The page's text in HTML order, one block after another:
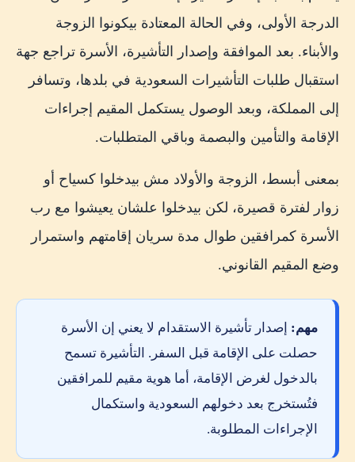
الاعتماد على مكتب قبل فهم الإجراء
تصديق مستندات بها أخطاء
تجاهل تكلفة المرافقين بعد الوصول
أسئلة شائعة عن استقدام الزوجة والأولاد إلى السعودية
الدرجة الأولى، وفي الحالة المعتادة بيكونوا الزوجة
والأبناء. بعد الموافقة وإصدار التأشيرة، الأسرة تراجع جهة
استقبال طلبات التأشيرات السعودية في بلدها، وتسافر
إلى المملكة، وبعد الوصول يستكمل المقيم إجراءات
الإقامة والتأمين والبصمة وباقي المتطلبات.
بمعنى أبسط، الزوجة والأولاد مش بيدخلوا كسياح أو
زوار لفترة قصيرة، لكن بيدخلوا علشان يعيشوا مع رب
الأسرة كمرافقين طوال مدة سريان إقامتهم واستمرار
وضع المقيم القانوني.
مهم: إصدار تأشيرة الاستقدام لا يعني إن الأسرة
حصلت على الإقامة قبل السفر. التأشيرة تسمح
بالدخول لغرض الإقامة، أما هوية مقيم للمرافقين
فتُستخرج بعد دخولهم السعودية واستكمال
الإجراءات المطلوبة.